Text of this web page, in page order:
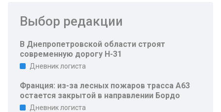
Выбор редакции
В Днепропетровской области строят
современную дорогу Н-31
Дневник логиста
Франция: из-за лесных пожаров трасса A63
остается закрытой в направлении Бордо
Дневник логиста